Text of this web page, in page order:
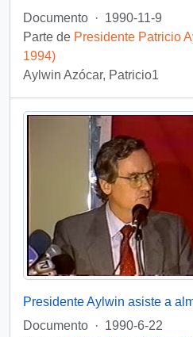
Documento · 1990-11-9
Parte de Presidente Patricio
1994)
Aylwin Azócar, Patricio1
Documento · 1990-6-22